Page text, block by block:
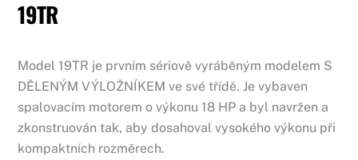
19TR
Model 19TR je prvním sériově vyráběným modelem S
DĚLENÝM VÝLOŽNÍKEM ve své třídě. Je vybaven
spalovacím motorem o výkonu 18 HP a byl navržen a
zkonstruován tak, aby dosahoval vysokého výkonu při
kompaktních rozměrech.